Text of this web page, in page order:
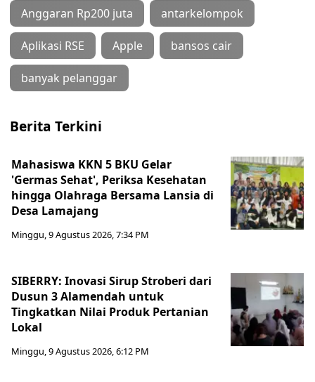
Anggaran Rp200 juta antarkelompok
Aplikasi RSE Apple bansos cair
banyak pelanggar
Berita Terkini
Mahasiswa KKN 5 BKU Gelar
'Germas Sehat', Periksa Kesehatan
hingga Olahraga Bersama Lansia di
Desa Lamajang
Minggu, 9 Agustus 2026, 7:34 PM
SIBERRY: Inovasi Sirup Stroberi dari
Dusun 3 Alamendah untuk
Tingkatkan Nilai Produk Pertanian
Lokal
Minggu, 9 Agustus 2026, 6:12 PM